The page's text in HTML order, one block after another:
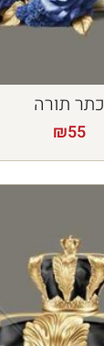
כתר תורה
₪55